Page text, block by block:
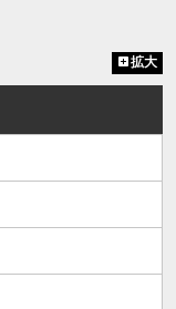
拡大